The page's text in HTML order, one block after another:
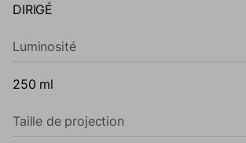
DIRIGÉ
Luminosité
250 ml
Taille de projection